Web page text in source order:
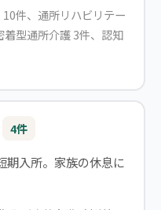
件、通所リハビリテー
型通所介護 3件、認知
4件
期入所。家族の休息に